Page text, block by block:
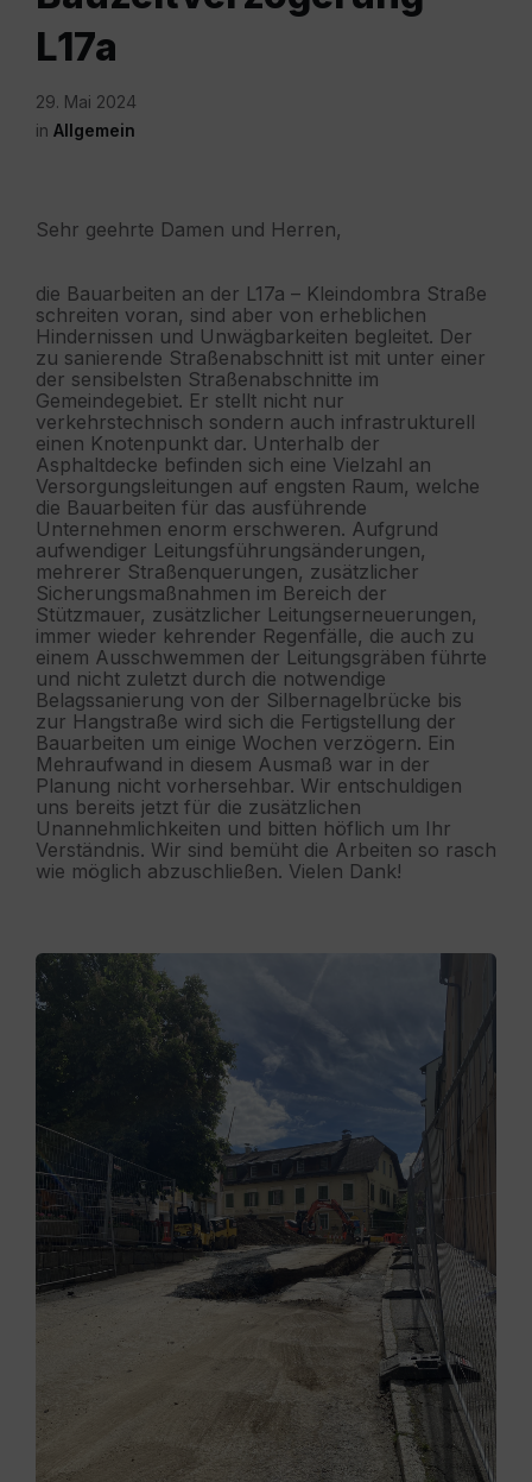
L17a
29. Mai 2024
in Allgemein
Sehr geehrte Damen und Herren,
die Bauarbeiten an der L17a – Kleindombra Straße
schreiten voran, sind aber von erheblichen
Hindernissen und Unwägbarkeiten begleitet. Der
zu sanierende Straßenabschnitt ist mit unter einer
der sensibelsten Straßenabschnitte im
Gemeindegebiet. Er stellt nicht nur
verkehrstechnisch sondern auch infrastrukturell
einen Knotenpunkt dar. Unterhalb der
Asphaltdecke befinden sich eine Vielzahl an
Versorgungsleitungen auf engsten Raum, welche
die Bauarbeiten für das ausführende
Unternehmen enorm erschweren. Aufgrund
aufwendiger Leitungsführungsänderungen,
mehrerer Straßenquerungen, zusätzlicher
Sicherungsmaßnahmen im Bereich der
Stützmauer, zusätzlicher Leitungserneuerungen,
immer wieder kehrender Regenfälle, die auch zu
einem Ausschwemmen der Leitungsgräben führte
und nicht zuletzt durch die notwendige
Belagssanierung von der Silbernagelbrücke bis
zur Hangstraße wird sich die Fertigstellung der
Bauarbeiten um einige Wochen verzögern. Ein
Mehraufwand in diesem Ausmaß war in der
Planung nicht vorhersehbar. Wir entschuldigen
uns bereits jetzt für die zusätzlichen
Unannehmlichkeiten und bitten höflich um Ihr
Verständnis. Wir sind bemüht die Arbeiten so rasch
wie möglich abzuschließen. Vielen Dank!